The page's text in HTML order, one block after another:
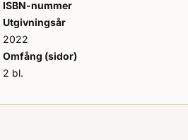
ISBN-nummer
Utgivningsår
2022
Omfång (sidor)
2 bl.